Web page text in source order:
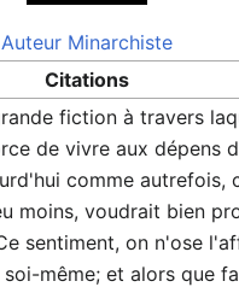
Auteur Minarchiste
Citations
fiction à travers
de vivre aux dépens
comme autrefois,
moins, voudrait bien
sentiment, on n'ose
soi-même; et alors que